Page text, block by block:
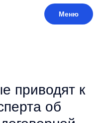
приводят к
об